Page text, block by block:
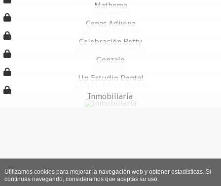
Mathema
Cenas Adivina
Celebración Betty
Gonzalo
Up Estudio Dental
Inmobiliaria
Utilizamos cookies para mejorar la navegación web y obtener estadísticas. Si
continuas navegando, consideramos que aceptas su uso.